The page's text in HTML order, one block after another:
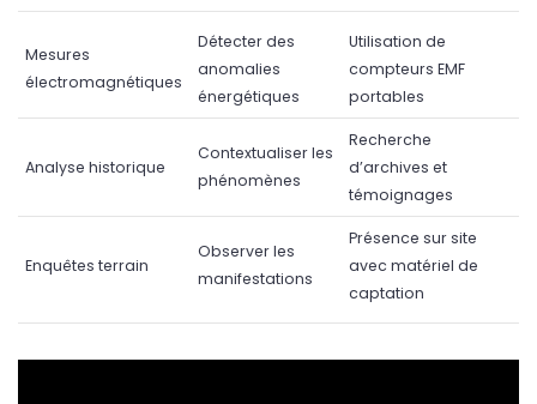
Mesures
électromagnétiques
Détecter des
anomalies
énergétiques
Utilisation de
compteurs EMF
portables
Analyse historique
Contextualiser les
phénomènes
Recherche
d’archives et
témoignages
Enquêtes terrain
Observer les
manifestations
Présence sur site
avec matériel de
captation